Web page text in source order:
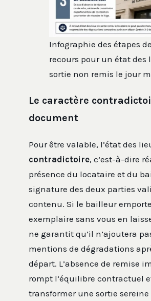
Infographie des étapes de
recours pour un état des
sortie non remis le jour
Le caractère
document
Pour être valable, l’état des
contradictoire, c’est-à-dire
présence du locataire et du
signature des deux parties
contenu. Si le bailleur
exemplaire sans vous en
ne garantit qu’il n’ajoutera
mentions de dégradations
départ. L’absence de remise
rompt l’équilibre contractuel
transformer une sortie